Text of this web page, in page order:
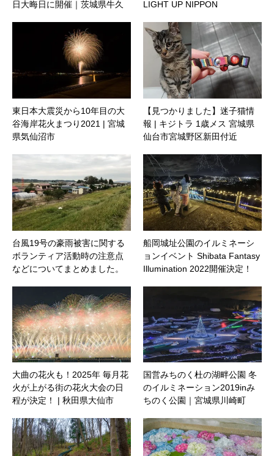
日大晦日に開催｜茨城県牛久
LIGHT UP NIPPON
東日本大震災から10年目の大
谷海岸花火まつり2021 | 宮城
県気仙沼市
【見つかりました】迷子猫情
報 | キジトラ 1歳メス 宮城県
仙台市宮城野区新田付近
台風19号の豪雨被害に関する
ボランティア活動時の注意点
などについてまとめました。
船岡城址公園のイルミネーシ
ョンイベント Shibata Fantasy
Illumination 2022開催決定！
大曲の花火も！2025年 毎月花
火が上がる街の花火大会の日
程が決定！ | 秋田県大仙市
国営みちのく杜の湖畔公園 冬
のイルミネーション2019inみ
ちのく公園｜宮城県川崎町